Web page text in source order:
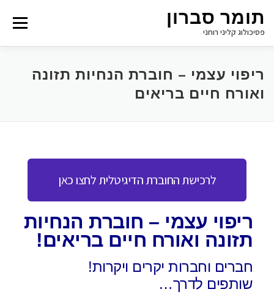
תומר סברון
פסיכולוג קליני רוחני
Menu
ריפוי עצמי – חוברת הנחיות תזונה
ואורח חיים בריאים
לרכישת החוברת הדיגיטלית לחצו כאן
ריפוי עצמי – חוברת הנחיות
תזונה ואורח חיים בריאים!
חברים וחברות יקרים ויקרות!
שותפים לדרך…